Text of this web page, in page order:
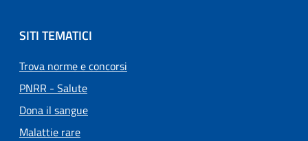
SITI TEMATICI
Trova norme e concorsi
PNRR - Salute
Dona il sangue
Malattie rare